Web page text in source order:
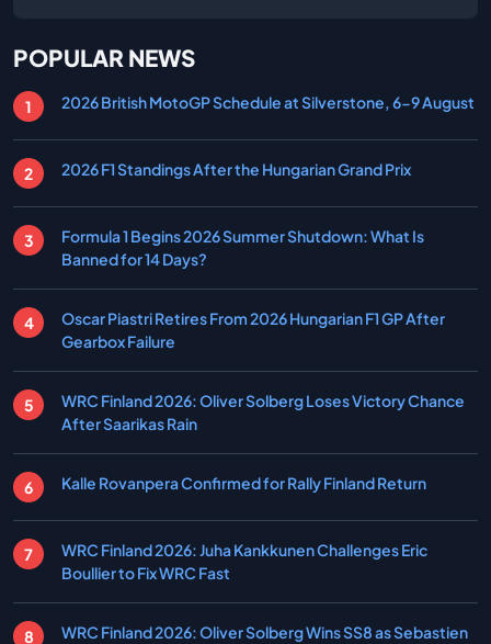
POPULAR NEWS
2026 British MotoGP Schedule at Silverstone, 6-9 August
2026 F1 Standings After the Hungarian Grand Prix
Formula 1 Begins 2026 Summer Shutdown: What Is
Banned for 14 Days?
Oscar Piastri Retires From 2026 Hungarian F1 GP After
Gearbox Failure
WRC Finland 2026: Oliver Solberg Loses Victory Chance
After Saarikas Rain
Kalle Rovanpera Confirmed for Rally Finland Return
WRC Finland 2026: Juha Kankkunen Challenges Eric
Boullier to Fix WRC Fast
WRC Finland 2026: Oliver Solberg Wins SS8 as Sebastien